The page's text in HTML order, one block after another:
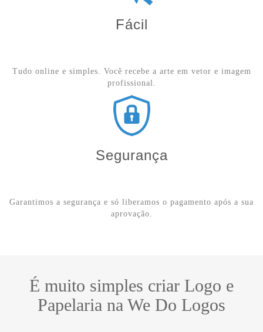
Fácil
Tudo online e simples. Você recebe a arte em vetor e imagem
profissional.
Segurança
Garantimos a segurança e só liberamos o pagamento após a sua
aprovação.
É muito simples criar Logo e
Papelaria na We Do Logos